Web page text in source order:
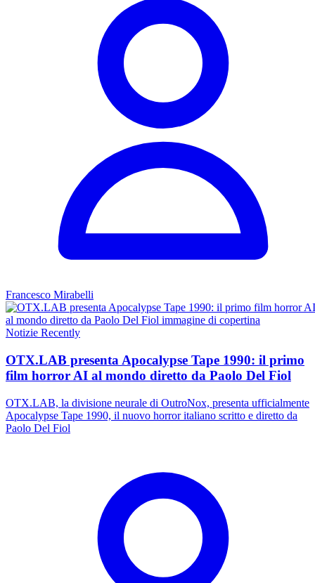
Francesco Mirabelli
Notizie Recently
OTX.LAB presenta Apocalypse Tape 1990: il primo
film horror AI al mondo diretto da Paolo Del Fiol
OTX.LAB, la divisione neurale di OutroNox, presenta ufficialmente
Apocalypse Tape 1990, il nuovo horror italiano scritto e diretto da
Paolo Del Fiol